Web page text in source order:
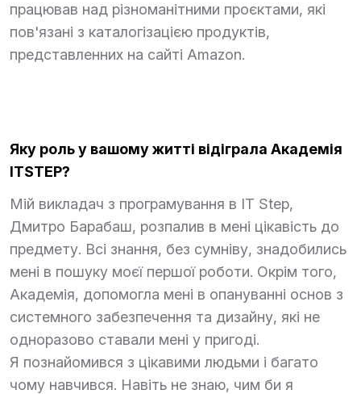
працював над різноманітними проєктами, які
пов'язані з каталогізацією продуктів,
представленних на сайті Amazon.
Яку роль у вашому житті відіграла Академія
ITSTEP?
Мій викладач з програмування в IT Step,
Дмитро Барабаш, розпалив в мені цікавість до
предмету. Всі знання, без сумніву, знадобились
мені в пошуку моєї першої роботи. Окрім того,
Академія, допомогла мені в опануванні основ з
системного забезпечення та дизайну, які не
одноразово ставали мені у пригоді.
Я познайомився з цікавими людьми і багато
чому навчився. Навіть не знаю, чим би я